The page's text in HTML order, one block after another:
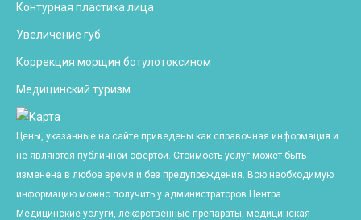
Контурная пластика лица
Увеличение губ
Коррекция морщин ботулотоксином
Медицинский туризм
Цены, указанные на сайте приведены как справочная информация и
не являются публичной офертой. Стоимость услуг может быть
изменена в любое время и без предупреждения. Всю необходимую
информацию можно получить у администраторов Центра.
Медицинские услуги, лекарственные препараты, медицинская